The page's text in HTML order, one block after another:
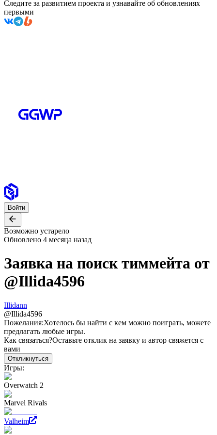
Следите за развитием проекта и узнавайте об обновлениях
первыми
Войти
Возможно устарело
Обновлено 4 месяца назад
Заявка на поиск тиммейта от
@Illida4596
Illidann
@Illida4596
Пожелания:Хотелось бы найти с кем можно поиграть, можете
предлагать любые игры.
Как связаться?Оставьте отклик на заявку и автор свяжется с
вами
Откликнуться
Игры:
Overwatch 2
Marvel Rivals
Valheim